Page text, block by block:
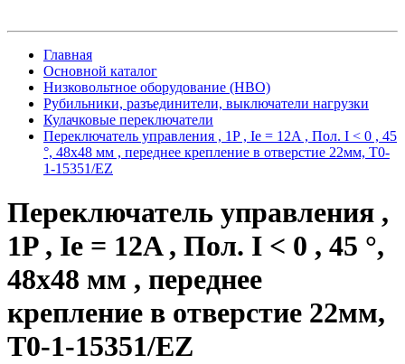
Главная
Основной каталог
Низковольтное оборудование (НВО)
Рубильники, разъединители, выключатели нагрузки
Кулачковые переключатели
Переключатель управления , 1P , Ie = 12A , Пол. I < 0 , 45
°, 48х48 мм , переднее крепление в отверстие 22мм, T0-
1-15351/EZ
Переключатель управления ,
1P , Ie = 12A , Пол. I < 0 , 45 °,
48х48 мм , переднее
крепление в отверстие 22мм,
T0-1-15351/EZ